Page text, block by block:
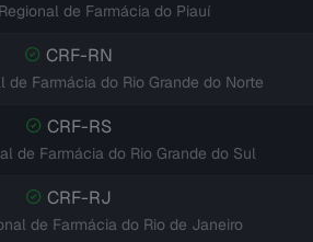
de Farmácia do Piauí
CRF-RN
de Farmácia do Rio Grande do Norte
CRF-RS
de Farmácia do Rio Grande do Sul
CRF-RJ
de Farmácia do Rio de Janeiro